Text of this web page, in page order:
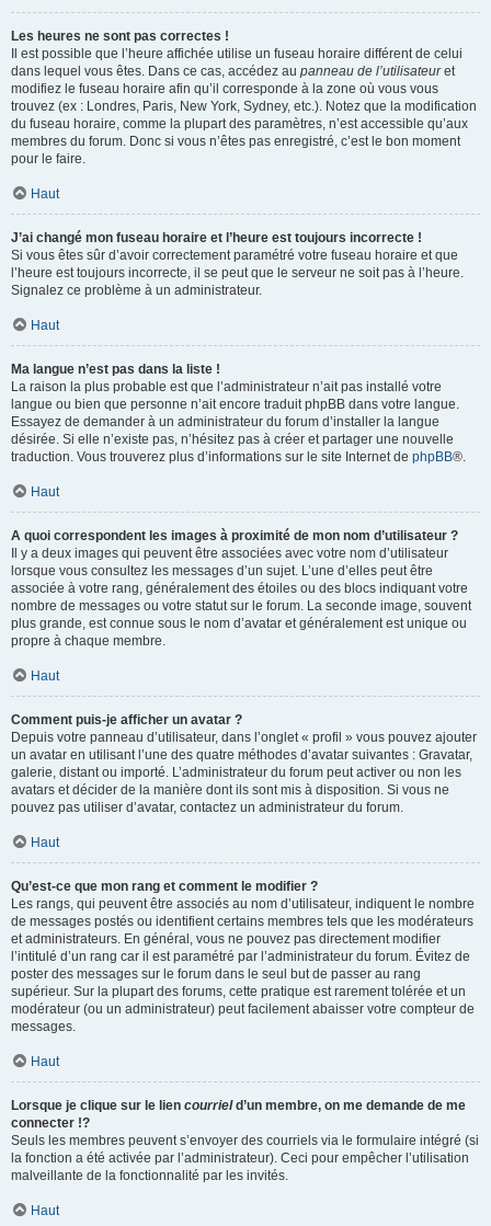
Les heures ne sont pas correctes !
Il est possible que l’heure affichée utilise un fuseau horaire différent de celui
dans lequel vous êtes. Dans ce cas, accédez au panneau de l’utilisateuret
modifiez le fuseau horaire afin qu’il corresponde à la zone où vous vous
trouvez (ex : Londres, Paris, New York, Sydney, etc.). Notez que la modification
du fuseau horaire, comme la plupart des paramètres, n’est accessible qu’aux
membres du forum. Donc si vous n’êtes pas enregistré, c’est le bon moment
pour le faire.
Haut
J’ai changé mon fuseau horaire et l’heure est toujours incorrecte !
Si vous êtes sûr d’avoir correctement paramétré votre fuseau horaire et que
l’heure est toujours incorrecte, il se peut que le serveur ne soit pas à l’heure.
Signalez ce problème à un administrateur.
Haut
Ma langue n’est pas dans la liste !
La raison la plus probable est que l’administrateur n’ait pas installé votre
langue ou bien que personne n’ait encore traduit phpBB dans votre langue.
Essayez de demander à un administrateur du forum d’installer la langue
désirée. Si elle n’existe pas, n’hésitez pas à créer et partager une nouvelle
traduction. Vous trouverez plus d’informations sur le site Internet de phpBB®.
Haut
A quoi correspondent les images à proximité de mon nom d’utilisateur ?
Il y a deux images qui peuvent être associées avec votre nom d’utilisateur
lorsque vous consultez les messages d’un sujet. L’une d’elles peut être
associée à votre rang, généralement des étoiles ou des blocs indiquant votre
nombre de messages ou votre statut sur le forum. La seconde image, souvent
plus grande, est connue sous le nom d’avatar et généralement est unique ou
propre à chaque membre.
Haut
Comment puis-je afficher un avatar ?
Depuis votre panneau d’utilisateur, dans l’onglet « profil » vous pouvez ajouter
un avatar en utilisant l’une des quatre méthodes d’avatar suivantes : Gravatar,
galerie, distant ou importé. L’administrateur du forum peut activer ou non les
avatars et décider de la manière dont ils sont mis à disposition. Si vous ne
pouvez pas utiliser d’avatar, contactez un administrateur du forum.
Haut
Qu’est-ce que mon rang et comment le modifier ?
Les rangs, qui peuvent être associés au nom d’utilisateur, indiquent le nombre
de messages postés ou identifient certains membres tels que les modérateurs
et administrateurs. En général, vous ne pouvez pas directement modifier
l’intitulé d’un rang car il est paramétré par l’administrateur du forum. Évitez de
poster des messages sur le forum dans le seul but de passer au rang
supérieur. Sur la plupart des forums, cette pratique est rarement tolérée et un
modérateur (ou un administrateur) peut facilement abaisser votre compteur de
messages.
Haut
Lorsque je clique sur le lien courrield’un membre, on me demande de me
connecter !?
Seuls les membres peuvent s’envoyer des courriels via le formulaire intégré (si
la fonction a été activée par l’administrateur). Ceci pour empêcher l’utilisation
malveillante de la fonctionnalité par les invités.
Haut